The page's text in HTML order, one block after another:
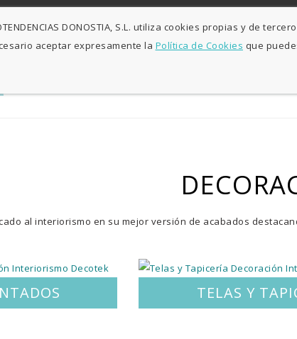
al interiorismo en su mejor versión de acabados
TELAS Y
DONOSTIA, S.L. utiliza cookies propias y de
aceptar expresamente la Política de Cookies que